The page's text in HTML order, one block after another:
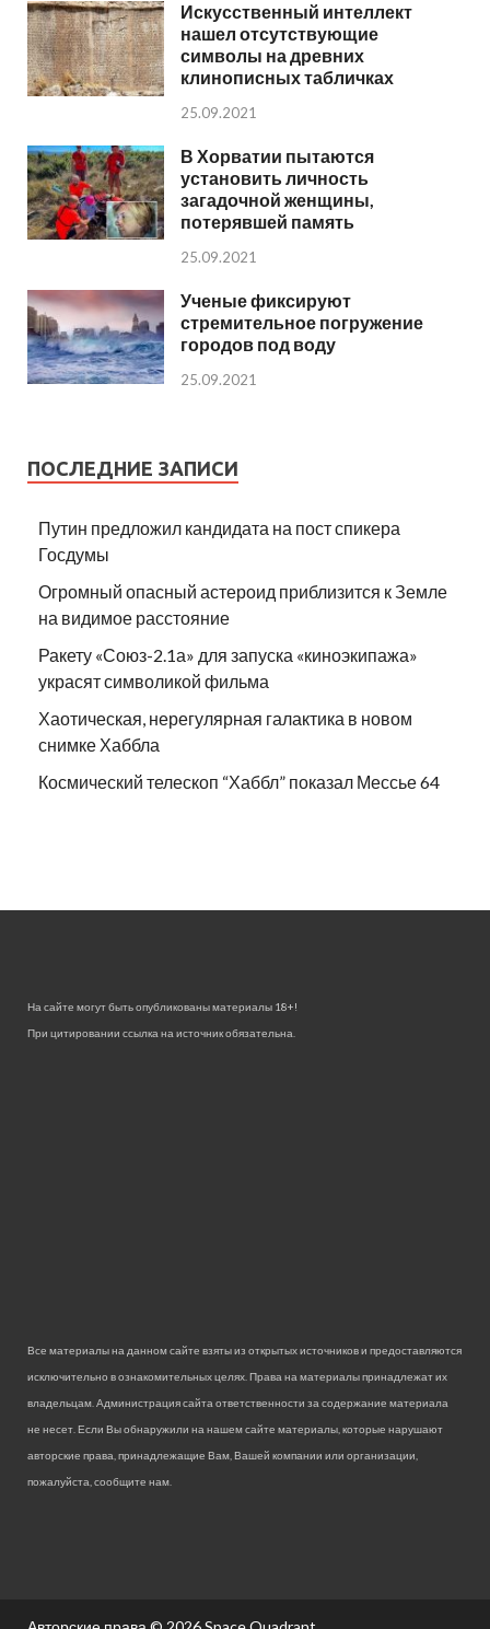
Искусственный интеллект
нашел отсутствующие
символы на древних
клинописных табличках
25.09.2021
В Хорватии пытаются
установить личность
загадочной женщины,
потерявшей память
25.09.2021
Ученые фиксируют
стремительное погружение
городов под воду
25.09.2021
ПОСЛЕДНИЕ ЗАПИСИ
Путин предложил кандидата на пост спикера
Госдумы
Огромный опасный астероид приблизится к Земле
на видимое расстояние
Ракету «Союз-2.1а» для запуска «киноэкипажа»
украсят символикой фильма
Хаотическая, нерегулярная галактика в новом
снимке Хаббла
Космический телескоп “Хаббл” показал Мессье 64
На сайте могут быть опубликованы материалы 18+!
При цитировании ссылка на источник обязательна.
Все материалы на данном сайте взяты из открытых источников и предоставляются
исключительно в ознакомительных целях. Права на материалы принадлежат их
владельцам. Администрация сайта ответственности за содержание материала
не несет. Если Вы обнаружили на нашем сайте материалы, которые нарушают
авторские права, принадлежащие Вам, Вашей компании или организации,
пожалуйста, сообщите нам.